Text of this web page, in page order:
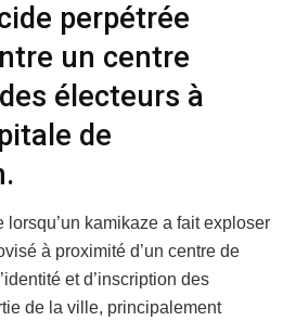
perpétrée
un centre
électeurs à
de
lorsqu’un kamikaze a fait exploser
à proximité d’un centre de
et d’inscription des
de la ville, principalement